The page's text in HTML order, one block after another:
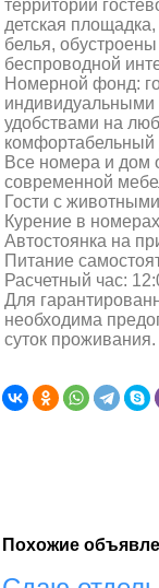
территории
детская
белья,
беспроводной
Номерной фонд:
удобствами на
Все номера и дом
современной
Гости с
Курение в
Автостоянка на
Питание
Расчетный час:
Для
необходима
суток проживания.
Похожие